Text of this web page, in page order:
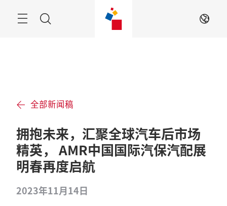
菜
ZH
全部新闻稿
拥抱未来，汇聚全球汽车后市场
精英， AMR中国国际汽保汽配展
明春再度启航
2023年11月14日